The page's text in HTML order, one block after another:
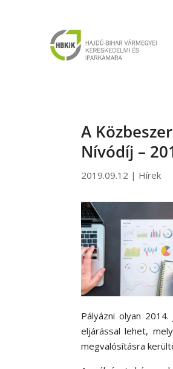
A
Nívódíj –
2019.09.12 | Hírek
Pályázni olyan
eljárással lehet,
megvalósításra